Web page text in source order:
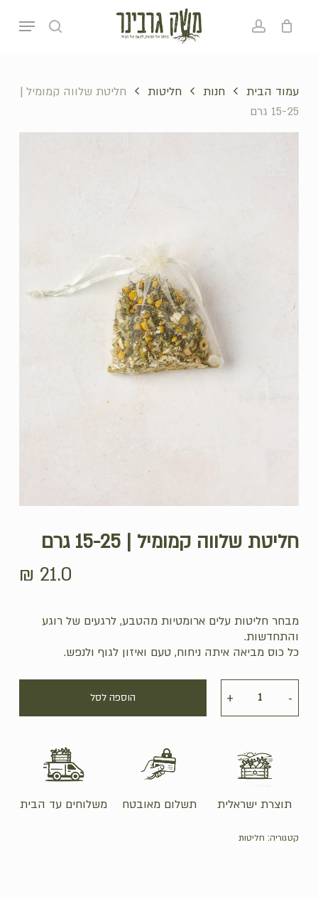
search account
Menu
סל קניות סגירה
עמוד הבית חנות חליטות
חליטת שלווה קמומיל |
15-25 גרם
חליטת שלווה קמומיל | 15-25 גרם
₪ 21.0
מבחר חליטות עלים ארומטיות מהטבע, לרגעים של רוגע
והתחדשות.
כל כוס מביאה איתה ניחוח, טעם ואיזון לגוף ולנפש.
הוספה לסל
משלוחים עד הבית תשלום מאובטח תוצרת ישראלית
קטגוריה: חליטות